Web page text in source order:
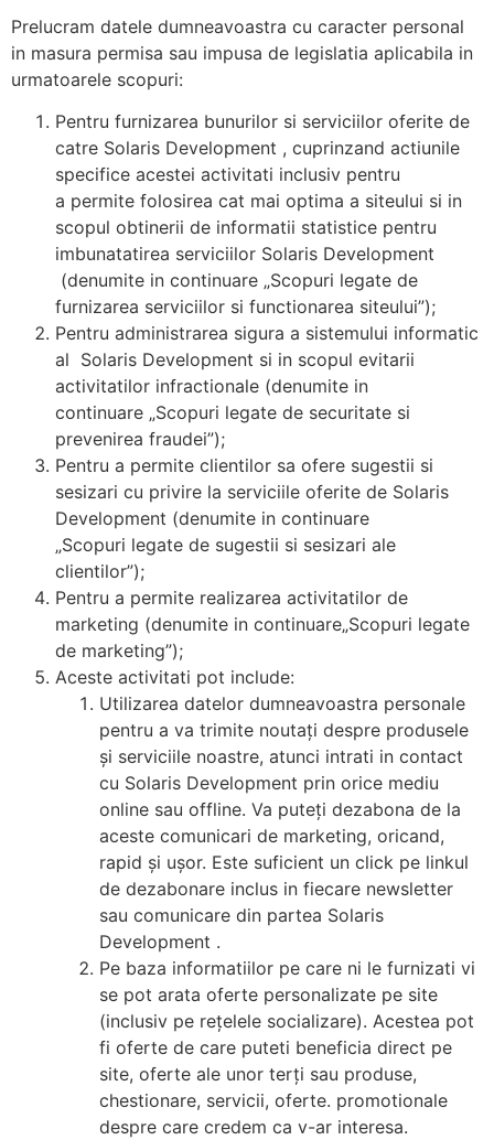
Prelucram datele dumneavoastra cu caracter personal
in masura permisa sau impusa de legislatia aplicabila in
urmatoarele scopuri:
Pentru furnizarea bunurilor si serviciilor oferite de
catre Solaris Development , cuprinzand actiunile
specifice acestei activitati inclusiv pentru
a permite folosirea cat mai optima a siteului si in
scopul obtinerii de informatii statistice pentru
imbunatatirea serviciilor Solaris Development
(denumite in continuare „Scopuri legate de
furnizarea serviciilor si functionarea siteului”);
Pentru administrarea sigura a sistemului informatic
al Solaris Development si in scopul evitarii
activitatilor infractionale (denumite in
continuare „Scopuri legate de securitate si
prevenirea fraudei”);
Pentru a permite clientilor sa ofere sugestii si
sesizari cu privire la serviciile oferite de Solaris
Development (denumite in continuare
„Scopuri legate de sugestii si sesizari ale
clientilor”);
Pentru a permite realizarea activitatilor de
marketing (denumite in continuare„Scopuri legate
de marketing”);
Aceste activitati pot include:
Utilizarea datelor dumneavoastra personale
pentru a va trimite noutaţi despre produsele
şi serviciile noastre, atunci intrati in contact
cu Solaris Development prin orice mediu
online sau offline. Va puteţi dezabona de la
aceste comunicari de marketing, oricand,
rapid şi uşor. Este suficient un click pe linkul
de dezabonare inclus in fiecare newsletter
sau comunicare din partea Solaris
Development .
Pe baza informatiilor pe care ni le furnizati vi
se pot arata oferte personalizate pe site
(inclusiv pe reţelele socializare). Acestea pot
fi oferte de care puteti beneficia direct pe
site, oferte ale unor terţi sau produse,
chestionare, servicii, oferte. promotionale
despre care credem ca v-ar interesa.